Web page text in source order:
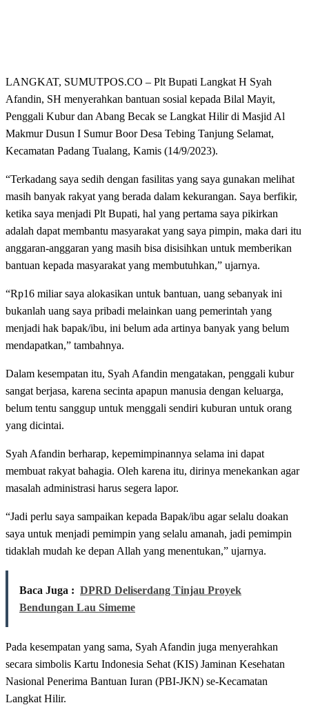
LANGKAT, SUMUTPOS.CO – Plt Bupati Langkat H Syah
Afandin, SH menyerahkan bantuan sosial kepada Bilal Mayit,
Penggali Kubur dan Abang Becak se Langkat Hilir di Masjid Al
Makmur Dusun I Sumur Boor Desa Tebing Tanjung Selamat,
Kecamatan Padang Tualang, Kamis (14/9/2023).
“Terkadang saya sedih dengan fasilitas yang saya gunakan melihat
masih banyak rakyat yang berada dalam kekurangan. Saya berfikir,
ketika saya menjadi Plt Bupati, hal yang pertama saya pikirkan
adalah dapat membantu masyarakat yang saya pimpin, maka dari itu
anggaran-anggaran yang masih bisa disisihkan untuk memberikan
bantuan kepada masyarakat yang membutuhkan,” ujarnya.
“Rp16 miliar saya alokasikan untuk bantuan, uang sebanyak ini
bukanlah uang saya pribadi melainkan uang pemerintah yang
menjadi hak bapak/ibu, ini belum ada artinya banyak yang belum
mendapatkan,” tambahnya.
Dalam kesempatan itu, Syah Afandin mengatakan, penggali kubur
sangat berjasa, karena secinta apapun manusia dengan keluarga,
belum tentu sanggup untuk menggali sendiri kuburan untuk orang
yang dicintai.
Syah Afandin berharap, kepemimpinannya selama ini dapat
membuat rakyat bahagia. Oleh karena itu, dirinya menekankan agar
masalah administrasi harus segera lapor.
“Jadi perlu saya sampaikan kepada Bapak/ibu agar selalu doakan
saya untuk menjadi pemimpin yang selalu amanah, jadi pemimpin
tidaklah mudah ke depan Allah yang menentukan,” ujarnya.
Baca Juga : DPRD Deliserdang Tinjau Proyek
Bendungan Lau Simeme
Pada kesempatan yang sama, Syah Afandin juga menyerahkan
secara simbolis Kartu Indonesia Sehat (KIS) Jaminan Kesehatan
Nasional Penerima Bantuan Iuran (PBI-JKN) se-Kecamatan
Langkat Hilir.